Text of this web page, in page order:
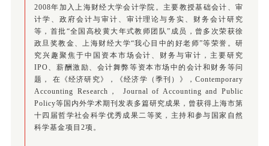
2008年加入上海财经大学会计学院。主要教授基础会计、审
计学、政府会计与审计、审计理论与务实、财务会计研究
等，首批“全国高校黄大年式教师团队”成员，曾多次荣获徐
政旦奖教金、上海财经大学“我心目中的好老师”等荣誉。研
究兴趣聚焦于中国资本市场会计、财务与审计，主要研究
IPO、薪酬激励、会计舞弊等资本市场中的会计和财务等问
题， 在《经济研究》，《经济学（季刊）》，Contemporary
Accounting Research， Journal of Accounting and Public
Policy等国内外学术期刊发表多篇研究成果，曾获得上海市第
十四届哲学社会科学优秀成果二等奖，主持和参与国家自然
科学基金项目2项。